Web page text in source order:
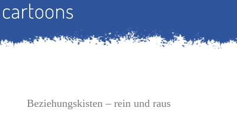
Beziehungskisten – rein und raus